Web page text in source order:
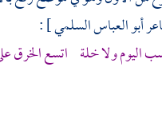
أبو العباس السلمي] :
اليوم ولا خلة اتسع الخرق